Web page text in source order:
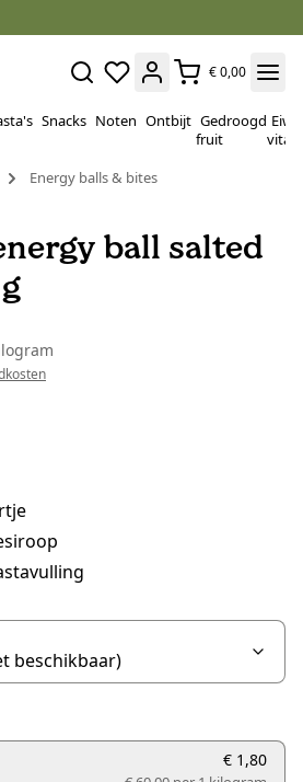
€ 0,00
Snacks Noten Ontbijt Gedroogd
fruit
Energy balls & bites
ball salted
€ 1,80